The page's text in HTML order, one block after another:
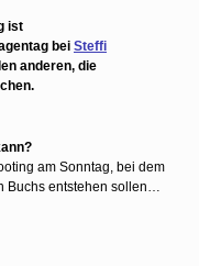
ist
bei Steffi
anderen, die
am Sonntag, bei dem
Buchs entstehen sollen…